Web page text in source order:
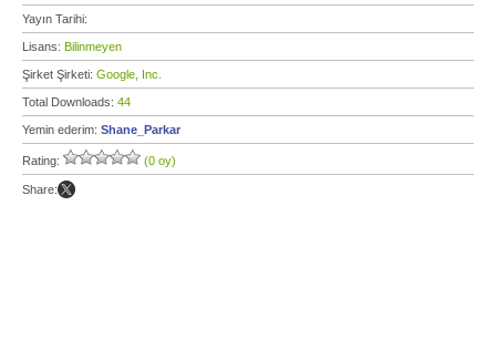
Yayın Tarihi:
Lisans: Bilinmeyen
Şirket Şirketi: Google, Inc.
Total Downloads: 44
Yemin ederim: Shane_Parkar
Rating: (0 oy)
Share: